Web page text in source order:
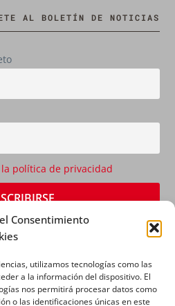
Consentimiento
utilizamos tecnologías como las
a la información del dispositivo. El
nos permitirá procesar datos como
o las identificaciones únicas en este
AL BOLETÍN DE NOTICIAS
política de privacidad